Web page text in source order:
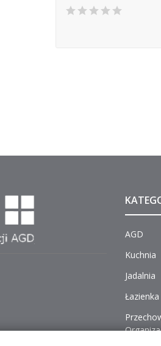
AGD
Kuchnia
Jadalnia
Łazienka